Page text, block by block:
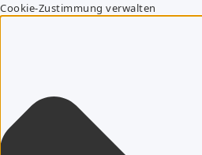
Cookie-Zustimmung verwalten